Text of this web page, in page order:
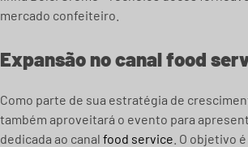
mercado confeiteiro.
Expansão no canal food
Como parte de sua estratégia de
também aproveitará o evento para
dedicada ao canal food service . O objetivo